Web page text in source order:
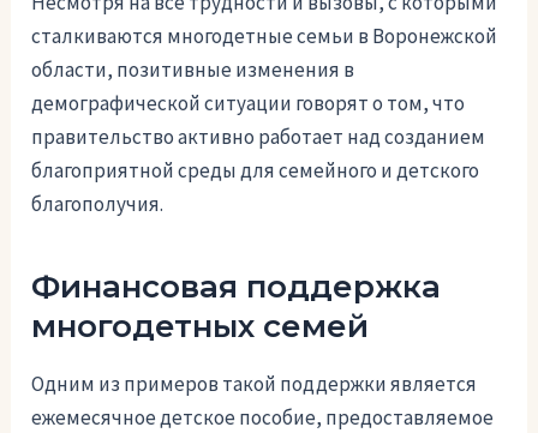
сталкиваются многодетные семьи в Воронежской
области, позитивные изменения в
демографической ситуации говорят о том, что
правительство активно работает над созданием
благоприятной среды для семейного и детского
благополучия.
Финансовая поддержка
многодетных семей
Одним из примеров такой поддержки является
ежемесячное детское пособие, предоставляемое